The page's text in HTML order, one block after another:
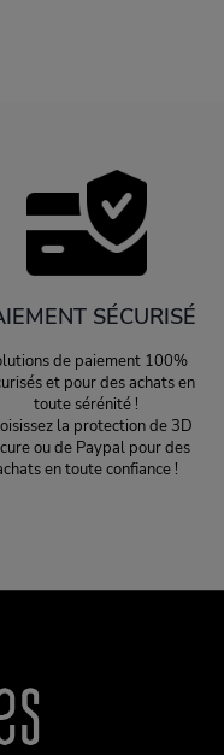
SÉCURISÉ
de paiement 100%
et pour des achats en
toute sérénité !
la protection de 3D
ou de Paypal pour des
en toute confiance !